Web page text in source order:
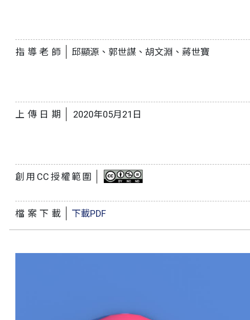
指導老師 邱顯源、郭世謀、胡文淵、蔣世寶
上傳日期 2020年05月21日
創用CC授權範圍
檔案下載 下載PDF